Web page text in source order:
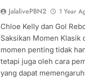
JalalivePBN2 1 Year
Chloe Kelly dan Gol
Saksikan Momen Klasik
momen penting tidak
tetapi juga oleh cara
yang dapat